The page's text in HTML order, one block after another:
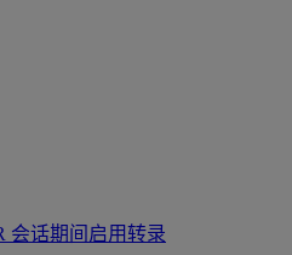
会话期间启用转录